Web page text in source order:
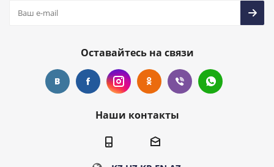
Оставайтесь на связи
Наши контакты